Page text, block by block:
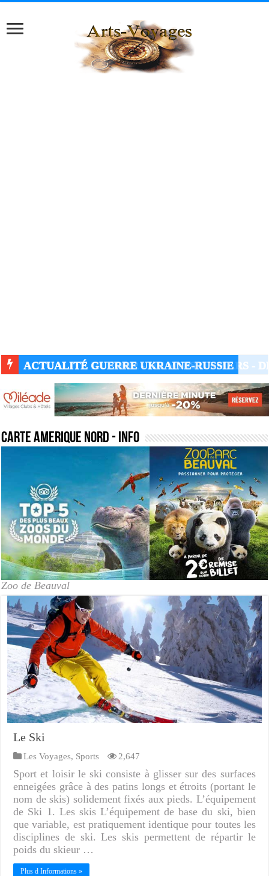
ACTUALITÉ GUERRE UKRAINE-RUSSIE
carte amerique nord - Info
Zoo de Beauval
Le Ski
Les Voyages, Sports 2,647
Sport et loisir le ski consiste à glisser sur des surfaces
enneigées grâce à des patins longs et étroits (portant le
nom de skis) solidement fixés aux pieds. L’équipement
de Ski 1. Les skis L’équipement de base du ski, bien
que variable, est pratiquement identique pour toutes les
disciplines de ski. Les skis permettent de répartir le
poids du skieur …
Plus d Informations »